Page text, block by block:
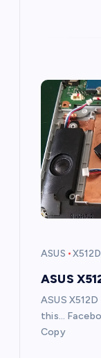
ASUS X512D
ASUS
ASUS
this…
Copy